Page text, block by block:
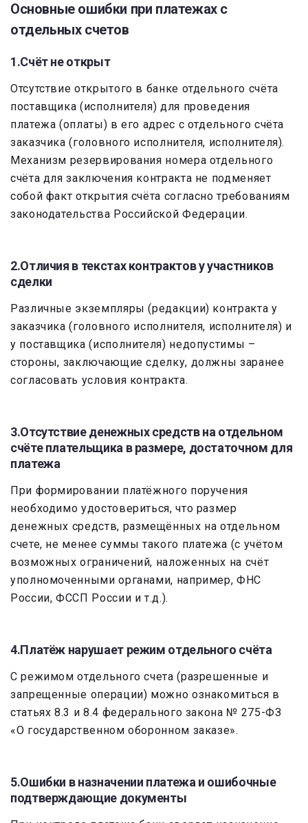
Основные ошибки при платежах с
отдельных счетов
1.Счёт не открыт
Отсутствие открытого в банке отдельного счёта
поставщика (исполнителя) для проведения
платежа (оплаты) в его адрес с отдельного счёта
заказчика (головного исполнителя, исполнителя).
Механизм резервирования номера отдельного
счёта для заключения контракта не подменяет
собой факт открытия счёта согласно требованиям
законодательства Российской Федерации.
2.Отличия в текстах контрактов у участников
сделки
Различные экземпляры (редакции) контракта у
заказчика (головного исполнителя, исполнителя) и
у поставщика (исполнителя) недопустимы –
стороны, заключающие сделку, должны заранее
согласовать условия контракта.
3.Отсутствие денежных средств на отдельном
счёте плательщика в размере, достаточном для
платежа
При формировании платёжного поручения
необходимо удостовериться, что размер
денежных средств, размещённых на отдельном
счете, не менее суммы такого платежа (с учётом
возможных ограничений, наложенных на счёт
уполномоченными органами, например, ФНС
России, ФССП России и т.д.).
4.Платёж нарушает режим отдельного счёта
С режимом отдельного счета (разрешенные и
запрещенные операции) можно ознакомиться в
статьях 8.3 и 8.4 федерального закона № 275-ФЗ
«О государственном оборонном заказе».
5.Ошибки в назначении платежа и ошибочные
подтверждающие документы